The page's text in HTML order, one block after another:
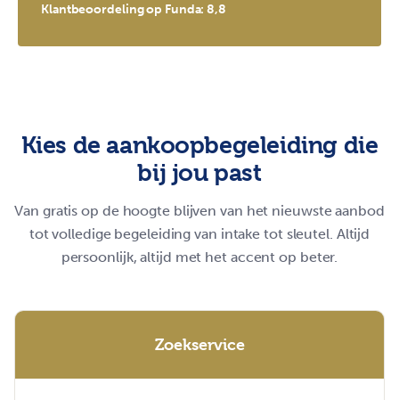
Klantbeoordeling op Funda: 8,8
Kies de aankoopbegeleiding die
bij jou past
Van gratis op de hoogte blijven van het nieuwste aanbod
tot volledige begeleiding van intake tot sleutel. Altijd
persoonlijk, altijd met het accent op beter.
Zoekservice